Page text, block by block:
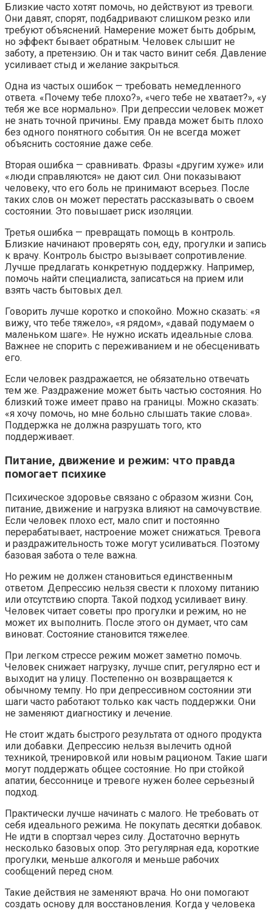
Близкие часто хотят помочь, но действуют из тревоги.
Они давят, спорят, подбадривают слишком резко или
требуют объяснений. Намерение может быть добрым,
но эффект бывает обратным. Человек слышит не
заботу, а претензию. Он и так часто винит себя. Давление
усиливает стыд и желание закрыться.
Одна из частых ошибок — требовать немедленного
ответа. «Почему тебе плохо?», «чего тебе не хватает?», «у
тебя же все нормально». При депрессии человек может
не знать точной причины. Ему правда может быть плохо
без одного понятного события. Он не всегда может
объяснить состояние даже себе.
Вторая ошибка — сравнивать. Фразы «другим хуже» или
«люди справляются» не дают сил. Они показывают
человеку, что его боль не принимают всерьез. После
таких слов он может перестать рассказывать о своем
состоянии. Это повышает риск изоляции.
Третья ошибка — превращать помощь в контроль.
Близкие начинают проверять сон, еду, прогулки и запись
к врачу. Контроль быстро вызывает сопротивление.
Лучше предлагать конкретную поддержку. Например,
помочь найти специалиста, записаться на прием или
взять часть бытовых дел.
Говорить лучше коротко и спокойно. Можно сказать: «я
вижу, что тебе тяжело», «я рядом», «давай подумаем о
маленьком шаге». Не нужно искать идеальные слова.
Важнее не спорить с переживанием и не обесценивать
его.
Если человек раздражается, не обязательно отвечать
тем же. Раздражение может быть частью состояния. Но
близкий тоже имеет право на границы. Можно сказать:
«я хочу помочь, но мне больно слышать такие слова».
Поддержка не должна разрушать того, кто
поддерживает.
Питание, движение и режим: что правда
помогает психике
Психическое здоровье связано с образом жизни. Сон,
питание, движение и нагрузка влияют на самочувствие.
Если человек плохо ест, мало спит и постоянно
перерабатывает, настроение может снижаться. Тревога
и раздражительность тоже могут усиливаться. Поэтому
базовая забота о теле важна.
Но режим не должен становиться единственным
ответом. Депрессию нельзя свести к плохому питанию
или отсутствию спорта. Такой подход усиливает вину.
Человек читает советы про прогулки и режим, но не
может их выполнить. После этого он думает, что сам
виноват. Состояние становится тяжелее.
При легком стрессе режим может заметно помочь.
Человек снижает нагрузку, лучше спит, регулярно ест и
выходит на улицу. Постепенно он возвращается к
обычному темпу. Но при депрессивном состоянии эти
шаги часто работают только как часть поддержки. Они
не заменяют диагностику и лечение.
Не стоит ждать быстрого результата от одного продукта
или добавки. Депрессию нельзя вылечить одной
техникой, тренировкой или новым рационом. Такие шаги
могут поддержать общее состояние. Но при стойкой
апатии, бессоннице и тревоге нужен более серьезный
подход.
Практически лучше начинать с малого. Не требовать от
себя идеального режима. Не покупать десятки добавок.
Не идти в спортзал через силу. Достаточно вернуть
несколько базовых опор. Это регулярная еда, короткие
прогулки, меньше алкоголя и меньше рабочих
сообщений перед сном.
Такие действия не заменяют врача. Но они помогают
создать основу для восстановления. Когда у человека